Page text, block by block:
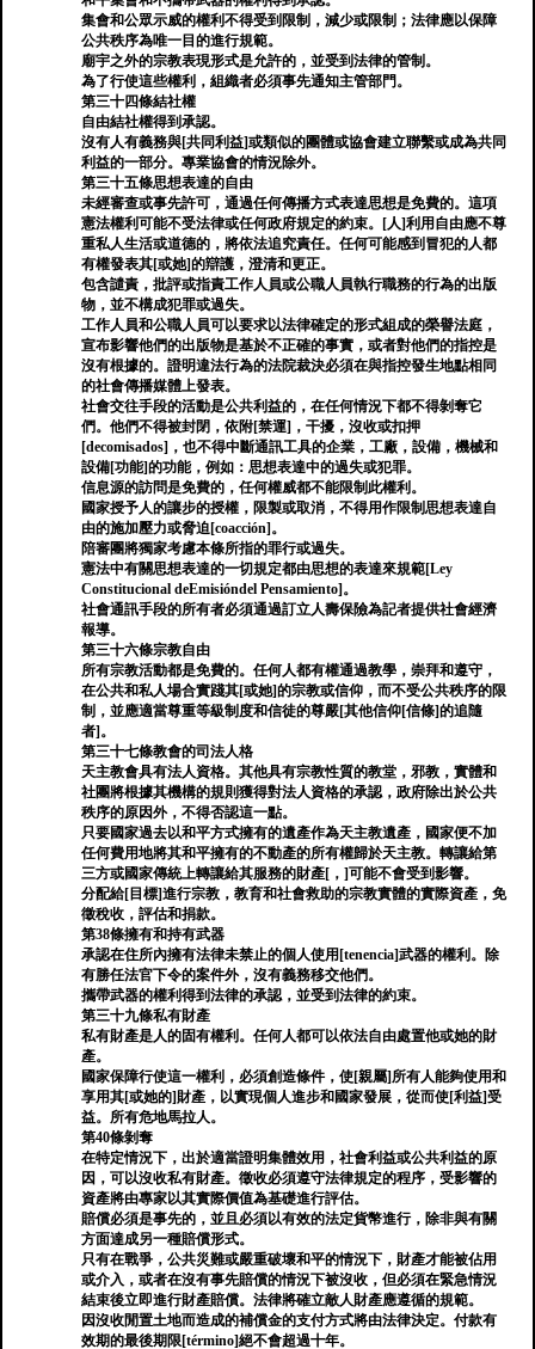
集會和公眾示威的權利不得受到限制，減少或限制；法律應以保障
公共秩序為唯一目的進行規範。
廟宇之外的宗教表現形式是允許的，並受到法律的管制。
為了行使這些權利，組織者必須事先通知主管部門。
第三十四條結社權
自由結社權得到承認。
沒有人有義務與[共同利益]或類似的團體或協會建立聯繫或成為共同
利益的一部分。專業協會的情況除外。
第三十五條思想表達的自由
未經審查或事先許可，通過任何傳播方式表達思想是免費的。這項
憲法權利可能不受法律或任何政府規定的約束。[人]利用自由應不尊
重私人生活或道德的，將依法追究責任。任何可能感到冒犯的人都
有權發表其[或她]的辯護，澄清和更正。
包含譴責，批評或指責工作人員或公職人員執行職務的行為的出版
物，並不構成犯罪或過失。
工作人員和公職人員可以要求以法律確定的形式組成的榮譽法庭，
宣布影響他們的出版物是基於不正確的事實，或者對他們的指控是
沒有根據的。證明違法行為的法院裁決必須在與指控發生地點相同
的社會傳播媒體上發表。
社會交往手段的活動是公共利益的，在任何情況下都不得剝奪它
們。他們不得被封閉，依附[禁運]，干擾，沒收或扣押
[decomisados]，也不得中斷通訊工具的企業，工廠，設備，機械和
設備[功能]的功能，例如：思想表達中的過失或犯罪。
信息源的訪問是免費的，任何權威都不能限制此權利。
國家授予人的讓步的授權，限製或取消，不得用作限制思想表達自
由的施加壓力或脅迫[coacción]。
陪審團將獨家考慮本條所指的罪行或過失。
憲法中有關思想表達的一切規定都由思想的表達來規範[Ley
Constitucional deEmisióndel Pensamiento]。
社會通訊手段的所有者必須通過訂立人壽保險為記者提供社會經濟
報導。
第三十六條宗教自由
所有宗教活動都是免費的。任何人都有權通過教學，崇拜和遵守，
在公共和私人場合實踐其[或她]的宗教或信仰，而不受公共秩序的限
制，並應適當尊重等級制度和信徒的尊嚴[其他信仰[信條]的追隨
者]。
第三十七條教會的司法人格
天主教會具有法人資格。其他具有宗教性質的教堂，邪教，實體和
社團將根據其機構的規則獲得對法人資格的承認，政府除出於公共
秩序的原因外，不得否認這一點。
只要國家過去以和平方式擁有的遺產作為天主教遺產，國家便不加
任何費用地將其和平擁有的不動產的所有權歸於天主教。轉讓給第
三方或國家傳統上轉讓給其服務的財產[，]可能不會受到影響。
分配給[目標]進行宗教，教育和社會救助的宗教實體的實際資產，免
徵稅收，評估和捐款。
第38條擁有和持有武器
承認在住所內擁有法律未禁止的個人使用[tenencia]武器的權利。除
有勝任法官下令的案件外，沒有義務移交他們。
攜帶武器的權利得到法律的承認，並受到法律的約束。
第三十九條私有財產
私有財產是人的固有權利。任何人都可以依法自由處置他或她的財
產。
國家保障行使這一權利，必須創造條件，使[親屬]所有人能夠使用和
享用其[或她的]財產，以實現個人進步和國家發展，從而使[利益]受
益。所有危地馬拉人。
第40條剝奪
在特定情況下，出於適當證明集體效用，社會利益或公共利益的原
因，可以沒收私有財產。徵收必須遵守法律規定的程序，受影響的
資產將由專家以其實際價值為基礎進行評估。
賠償必須是事先的，並且必須以有效的法定貨幣進行，除非與有關
方面達成另一種賠償形式。
只有在戰爭，公共災難或嚴重破壞和平的情況下，財產才能被佔用
或介入，或者在沒有事先賠償的情況下被沒收，但必須在緊急情況
結束後立即進行財產賠償。法律將確立敵人財產應遵循的規範。
因沒收閒置土地而造成的補償金的支付方式將由法律決定。付款有
效期的最後期限[término]絕不會超過十年。